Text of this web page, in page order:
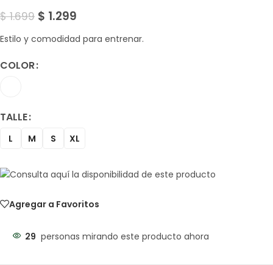
$1.699 $ 1.299
Estilo y comodidad para entrenar.
COLOR
TALLE
L M S XL
Agregar a Favoritos
29 personas mirando este producto ahora